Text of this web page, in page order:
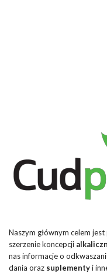
Naszym głównym celem
szerzenie koncepcji
nas informacje o
dania oraz suplementyi